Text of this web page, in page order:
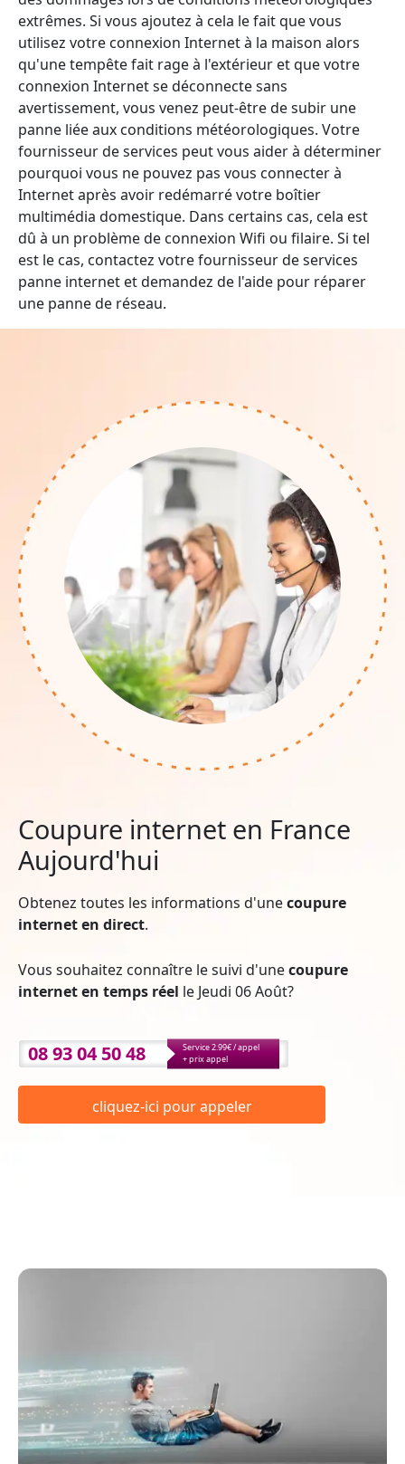
extrêmes. Si vous ajoutez à cela le fait que vous
utilisez votre connexion Internet à la maison alors
qu'une tempête fait rage à l'extérieur et que votre
connexion Internet se déconnecte sans
avertissement, vous venez peut-être de subir une
panne liée aux conditions météorologiques. Votre
fournisseur de services peut vous aider à déterminer
pourquoi vous ne pouvez pas vous connecter à
Internet après avoir redémarré votre boîtier
multimédia domestique. Dans certains cas, cela est
dû à un problème de connexion Wifi ou filaire. Si tel
est le cas, contactez votre fournisseur de services
panne internet et demandez de l'aide pour réparer
une panne de réseau.
Coupure internet en France
Aujourd'hui
Obtenez toutes les informations d'unecoupure
internet en direct.
Vous souhaitez connaître le suivi d'unecoupure
internet en temps réel le Jeudi 06 Août?
08 93 04 50 48
Service 2.99€ / appel
+ prix appel
cliquez-ici pour appeler